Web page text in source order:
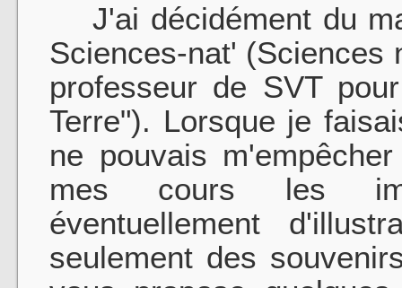
J'ai décidément du
Sciences-nat' (Sciences
professeur de SVT
Terre"). Lorsque je
ne pouvais
mes cours les
éventuellement
seulement des